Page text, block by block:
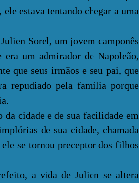
estava tentando chegar a uma
Sorel, um jovem camponês
era um admirador de Napoleão,
que seus irmãos e seu pai, que
repudiado pela família porque
cidade e de sua facilidade em
de sua cidade, chamada
se tornou preceptor dos filhos
a vida de Julien se altera